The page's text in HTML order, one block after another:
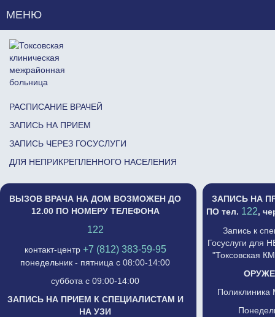
МЕНЮ
РАСПИСАНИЕ ВРАЧЕЙ
ЗАПИСЬ НА ПРИЕМ
ЗАПИСЬ ЧЕРЕЗ ГОСУСЛУГИ
ДЛЯ НЕПРИКРЕПЛЕННОГО НАСЕЛЕНИЯ
ВЫЗОВ ВРАЧА НА ДОМ ВОЗМОЖЕН ДО
12.00 ПО НОМЕРУ ТЕЛЕФОНА
122
контакт-центр +7 (812) 383-59-95
понедельник - пятница с 08:00-14:00
суббота с 09:00-14:00
ЗАПИСЬ НА ПРИЕМ К СПЕЦИАЛИСТАМ И
НА УЗИ
ЗАПИСЬ НА
ПО тел. 122,
Запись к
Госуслуги для
"Токсовская
Поликлиника